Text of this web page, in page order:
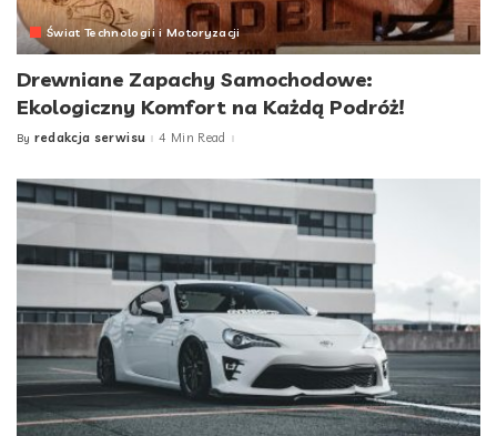
Świat Technologii i Motoryzacji
Drewniane Zapachy Samochodowe:
Ekologiczny Komfort na Każdą Podróż!
Posted
By redakcja serwisu 4 Min Read